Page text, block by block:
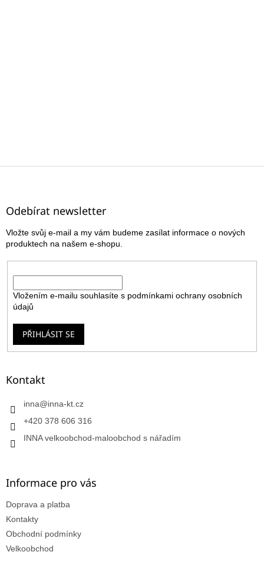
Z
Odebírat newsletter
Vložte svůj e-mail a my vám budeme zasílat informace o nových
produktech na našem e-shopu.
Vložením e-mailu souhlasíte s podmínkami ochrany osobních
údajů
PŘIHLÁSIT SE
Kontakt
inna@inna-kt.cz
+420 378 606 316
INNA velkoobchod-maloobchod s nářadím
Informace pro vás
Doprava a platba
Kontakty
Obchodní podmínky
Velkoobchod